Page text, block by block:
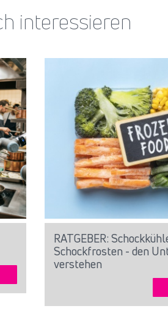
interessieren
RATGEBER:
Schockfrosten - den
verstehen